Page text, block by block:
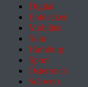
Digital
Entdecken
Mobilität
Sinn
Hamburg
Sport
Österreich
Schweiz